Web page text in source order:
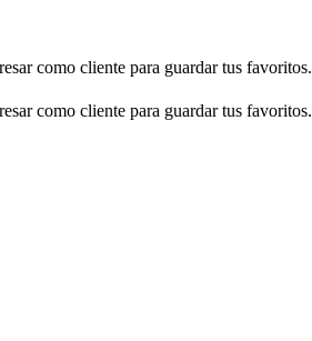
como cliente para guardar tus favoritos.
como cliente para guardar tus favoritos.